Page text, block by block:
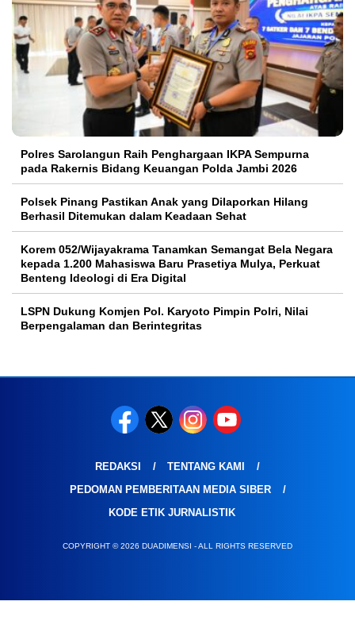
Polres Sarolangun Raih Penghargaan IKPA Sempurna
pada Rakernis Bidang Keuangan Polda Jambi 2026
Polsek Pinang Pastikan Anak yang Dilaporkan Hilang
Berhasil Ditemukan dalam Keadaan Sehat
Korem 052/Wijayakrama Tanamkan Semangat Bela Negara
kepada 1.200 Mahasiswa Baru Prasetiya Mulya, Perkuat
Benteng Ideologi di Era Digital
LSPN Dukung Komjen Pol. Karyoto Pimpin Polri, Nilai
Berpengalaman dan Berintegritas
REDAKSI
TENTANG KAMI
PEDOMAN PEMBERITAAN MEDIA SIBER
KODE ETIK JURNALISTIK
COPYRIGHT © 2026 DUADIMENSI - ALL RIGHTS RESERVED